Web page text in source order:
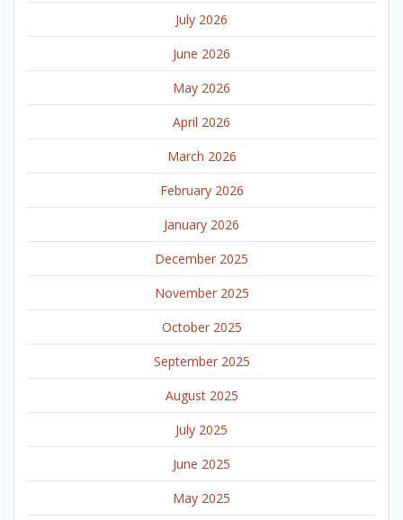
July 2026
June 2026
May 2026
April 2026
March 2026
February 2026
January 2026
December 2025
November 2025
October 2025
September 2025
August 2025
July 2025
June 2025
May 2025